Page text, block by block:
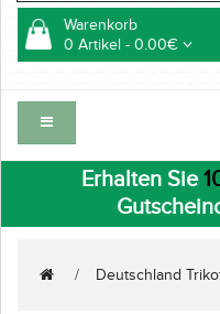
Warenkorb
0 Artikel - 0.00€
Erhalten Sie
Deutschland